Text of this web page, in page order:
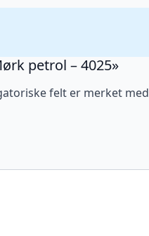
petrol – 4025»
felt er merket med